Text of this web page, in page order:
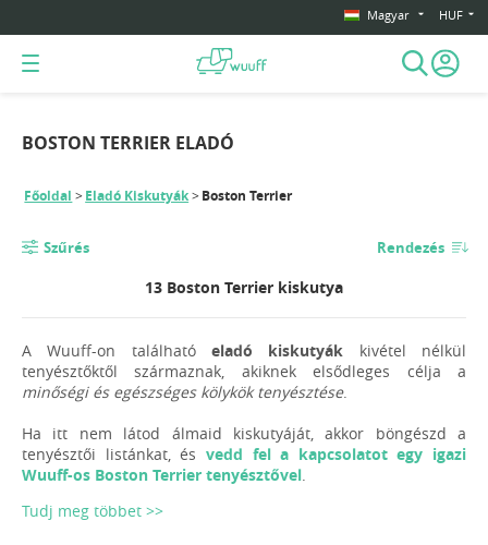
Magyar HUF
BOSTON TERRIER ELADÓ
Főoldal Eladó Kiskutyák Boston Terrier
Szűrés Rendezés
13 Boston Terrier kiskutya
A Wuuff-on található eladó kiskutyák kivétel nélkül
tenyésztőktől származnak, akiknek elsődleges célja a
minőségi és egészséges kölykök tenyésztése.
Ha itt nem látod álmaid kiskutyáját, akkor böngészd a
tenyésztői listánkat, és vedd fel a kapcsolatot egy igazi
Wuuff-os Boston Terrier tenyésztővel.
Tudj meg többet >>